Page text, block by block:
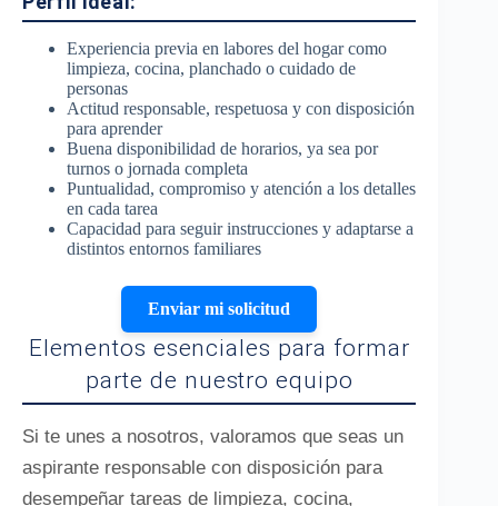
Experiencia previa en labores del hogar como
limpieza, cocina, planchado o cuidado de
personas
Actitud responsable, respetuosa y con disposición
para aprender
Buena disponibilidad de horarios, ya sea por
turnos o jornada completa
Puntualidad, compromiso y atención a los detalles
en cada tarea
Capacidad para seguir instrucciones y adaptarse a
distintos entornos familiares
Enviar mi solicitud
Elementos esenciales para formar
parte de nuestro equipo
Si te unes a nosotros, valoramos que seas un
aspirante responsable con disposición para
desempeñar tareas de limpieza, cocina,